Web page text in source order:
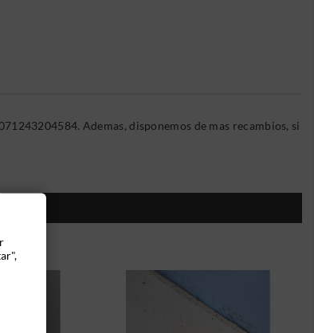
Ademas, disponemos de mas recambios, si